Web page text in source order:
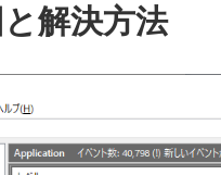
解決方法